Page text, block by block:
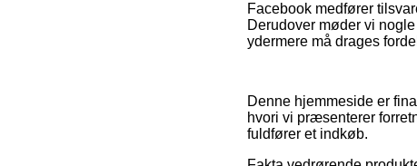
Facebook medfører
Derudover møder vi
ydermere må drages
Denne hjemmeside er
hvori vi præsenterer
fuldfører et indkøb.